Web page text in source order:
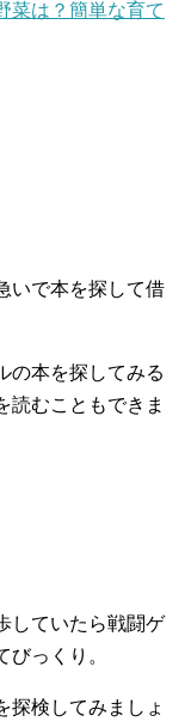
菜は？簡単な育て
いで本を探して借
の本を探してみる
読むこともできま
していたら戦闘ゲ
っくり。
検してみましょ